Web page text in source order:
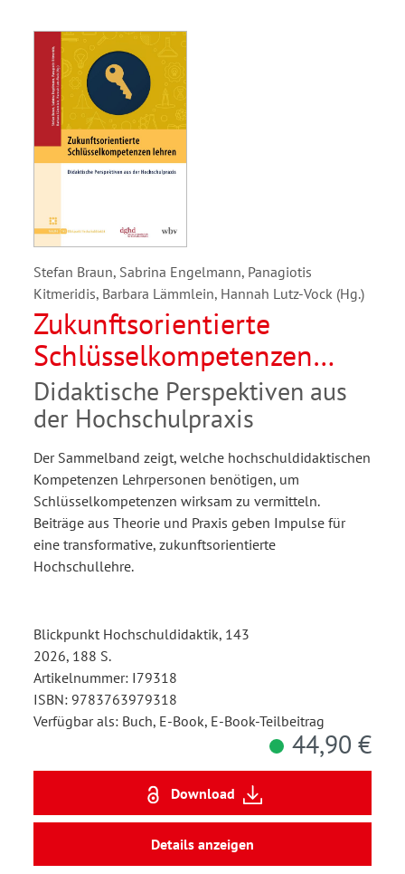
Stefan Braun, Sabrina Engelmann, Panagiotis
Kitmeridis, Barbara Lämmlein, Hannah Lutz-Vock (Hg.)
Zukunftsorientierte
Schlüsselkompetenzen
lehren
Didaktische Perspektiven aus
der Hochschulpraxis
Der Sammelband zeigt, welche hochschuldidaktischen
Kompetenzen Lehrpersonen benötigen, um
Schlüsselkompetenzen wirksam zu vermitteln.
Beiträge aus Theorie und Praxis geben Impulse für
eine transformative, zukunftsorientierte
Hochschullehre.
Blickpunkt Hochschuldidaktik, 143
2026, 188 S.
Artikelnummer: I79318
ISBN: 9783763979318
Verfügbar als: Buch, E-Book, E-Book-Teilbeitrag
44,90 €
Download
Details anzeigen